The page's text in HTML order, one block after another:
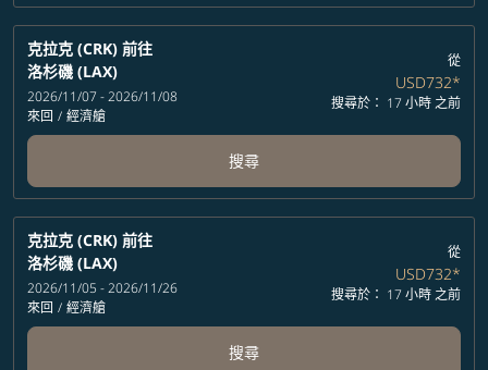
克拉克 (CRK) 前往
洛杉磯 (LAX)
2026/11/07 - 2026/11/08
來回 / 經濟艙
從
USD732*
搜尋於： 17 小時 之前
搜尋
克拉克 (CRK) 前往
洛杉磯 (LAX)
2026/11/05 - 2026/11/26
來回 / 經濟艙
從
USD732*
搜尋於： 17 小時 之前
搜尋